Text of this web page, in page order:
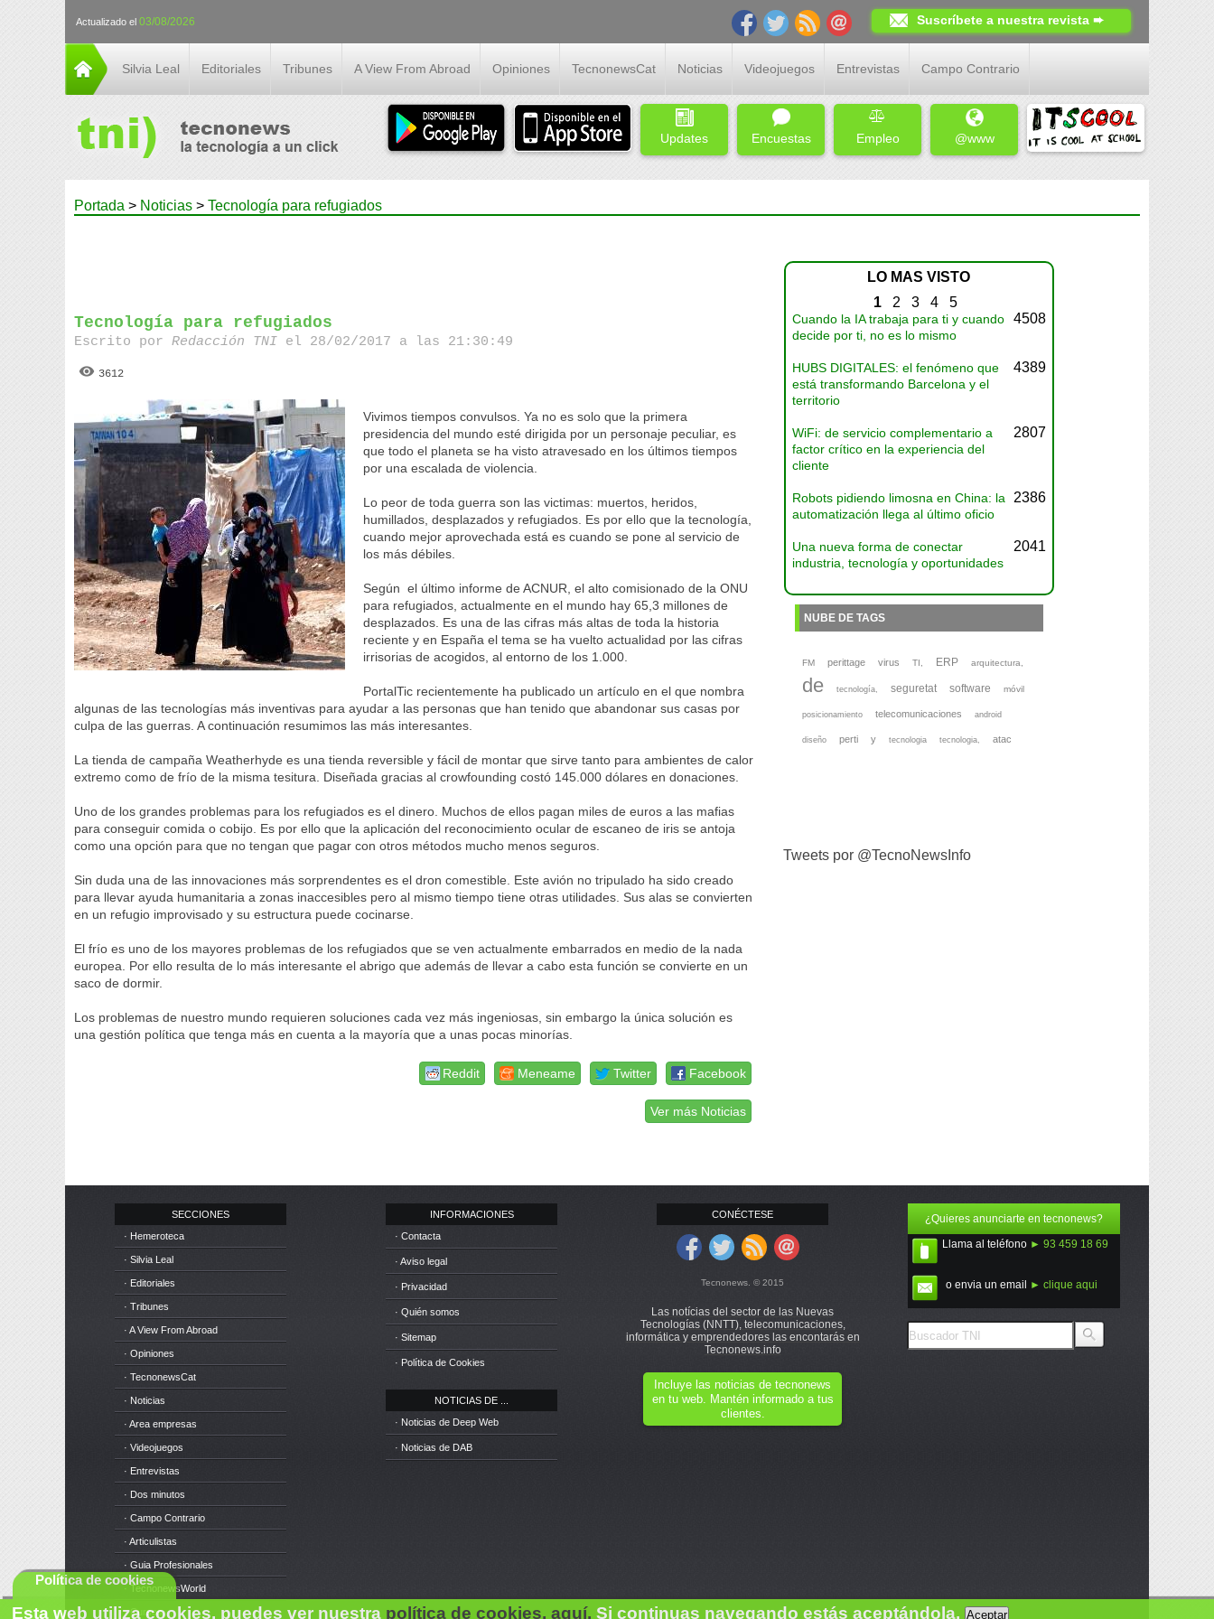
Actualizado el 03/08/2026 Suscríbete a nuestra revista ➨
Silvia Leal Editoriales Tribunes A View From Abroad Opiniones TecnonewsCat Noticias Videojuegos Entrevistas Campo Contrario
Updates Encuestas Empleo @www
Portada > Noticias > Tecnología para refugiados
Tecnología para refugiados
Escrito porRedacción TNI el 28/02/2017 a las 21:30:49
3612
Vivimos tiempos convulsos. Ya no es solo que la primera
presidencia del mundo esté dirigida por un personaje peculiar, es
que todo el planeta se ha visto atravesado en los últimos tiempos
por una escalada de violencia.
Lo peor de toda guerra son las victimas: muertos, heridos,
humillados, desplazados y refugiados. Es por ello que la tecnología,
cuando mejor aprovechada está es cuando se pone al servicio de
los más débiles.
Según el último informe de ACNUR, el alto comisionado de la ONU
para refugiados, actualmente en el mundo hay 65,3 millones de
desplazados. Es una de las cifras más altas de toda la historia
reciente y en España el tema se ha vuelto actualidad por las cifras
irrisorias de acogidos, al entorno de los 1.000.
PortalTic recientemente ha publicado un artículo en el que nombra
algunas de las tecnologías más inventivas para ayudar a las personas que han tenido que abandonar sus casas por
culpa de las guerras. A continuación resumimos las más interesantes.
La tienda de campaña Weatherhyde es una tienda reversible y fácil de montar que sirve tanto para ambientes de calor
extremo como de frío de la misma tesitura. Diseñada gracias al crowfounding costó 145.000 dólares en donaciones.
Uno de los grandes problemas para los refugiados es el dinero. Muchos de ellos pagan miles de euros a las mafias
para conseguir comida o cobijo. Es por ello que la aplicación del reconocimiento ocular de escaneo de iris se antoja
como una opción para que no tengan que pagar con otros métodos mucho menos seguros.
Sin duda una de las innovaciones más sorprendentes es el dron comestible. Este avión no tripulado ha sido creado
para llevar ayuda humanitaria a zonas inaccesibles pero al mismo tiempo tiene otras utilidades. Sus alas se convierten
en un refugio improvisado y su estructura puede cocinarse.
El frío es uno de los mayores problemas de los refugiados que se ven actualmente embarrados en medio de la nada
europea. Por ello resulta de lo más interesante el abrigo que además de llevar a cabo esta función se convierte en un
saco de dormir.
Los problemas de nuestro mundo requieren soluciones cada vez más ingeniosas, sin embargo la única solución es
una gestión política que tenga más en cuenta a la mayoría que a unas pocas minorías.
Facebook
Twitter
Meneame
Reddit
Ver más Noticias
LO MAS VISTO
1 2 3 4 5
Cuando la IA trabaja para ti y cuando
decide por ti, no es lo mismo
4508
HUBS DIGITALES: el fenómeno que
está transformando Barcelona y el
territorio
4389
WiFi: de servicio complementario a
factor crítico en la experiencia del
cliente
2807
Robots pidiendo limosna en China: la
automatización llega al último oficio
2386
Una nueva forma de conectar
industria, tecnología y oportunidades
2041
NUBE DE TAGS
FM perittage virus TI, ERP arquitectura,
de tecnología, seguretat software móvil
posicionamiento telecomunicaciones android
diseño perti y tecnologia tecnologia, atac
Tweets por @TecnoNewsInfo
SECCIONES
· Hemeroteca
· Silvia Leal
· Editoriales
· Tribunes
· A View From Abroad
· Opiniones
· TecnonewsCat
· Noticias
· Area empresas
· Videojuegos
· Entrevistas
· Dos minutos
· Campo Contrario
· Articulistas
· Guia Profesionales
· TecnonewsWorld
· Cursos
INFORMACIONES
· Contacta
· Aviso legal
· Privacidad
· Quién somos
· Sitemap
· Política de Cookies
NOTICIAS DE ...
· Noticias de Deep Web
· Noticias de DAB
CONÉCTESE
Tecnonews. © 2015
Las notícias del sector de las Nuevas
Tecnologías (NNTT), telecomunicaciones,
informática y emprendedores las encontarás en
Tecnonews.info
Incluye las noticias de tecnonews
en tu web. Mantén informado a tus
clientes.
¿Quieres anunciarte en tecnonews?
Llama al teléfono ► 93 459 18 69
o envia un email ► clique aqui
Esta web utiliza cookies, puedes ver nuestra política de cookies, aquí. Si continuas navegando estás aceptándola.Aceptar
Política de cookies